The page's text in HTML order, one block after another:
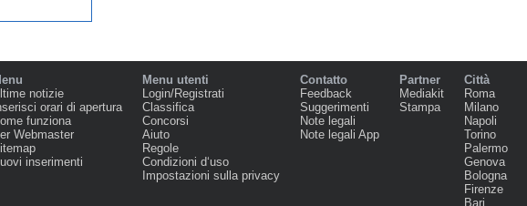
notizie
orari di apertura
funziona
Webmaster
inserimenti
Menu utenti
Login/Registrati
Classifica
Concorsi
Aiuto
Regole
Condizioni d‘uso
Impostazioni sulla privacy
Contatto
Feedback
Suggerimenti
Note legali
Note legali App
Partner
Mediakit
Stampa
Città
Roma
Milano
Napoli
Torino
Palermo
Genova
Bologna
Firenze
Bari